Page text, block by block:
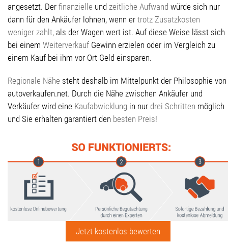
angesetzt. Der finanzielle und zeitliche Aufwand würde sich nur
dann für den Ankäufer lohnen, wenn er trotz Zusatzkosten
weniger zahlt, als der Wagen wert ist. Auf diese Weise lässt sich
bei einem Weiterverkauf Gewinn erzielen oder im Vergleich zu
einem Kauf bei ihm vor Ort Geld einsparen.
Regionale Nähe steht deshalb im Mittelpunkt der Philosophie von
autoverkaufen.net. Durch die Nähe zwischen Ankäufer und
Verkäufer wird eine Kaufabwicklung in nur drei Schritten möglich
und Sie erhalten garantiert den besten Preis!
Jetzt kostenlos bewerten